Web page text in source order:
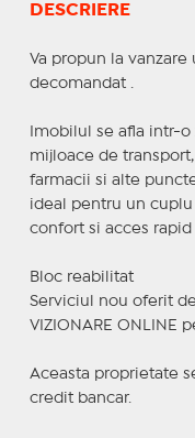
DESCRIERE
Va propun la
decomandat .
Imobilul se afla intr-
mijloace de
farmacii si alte
ideal pentru un cuplu
confort si acces
Bloc reabilitat
Serviciul nou oferit
VIZIONARE ONLINE
Aceasta proprietate
credit bancar.